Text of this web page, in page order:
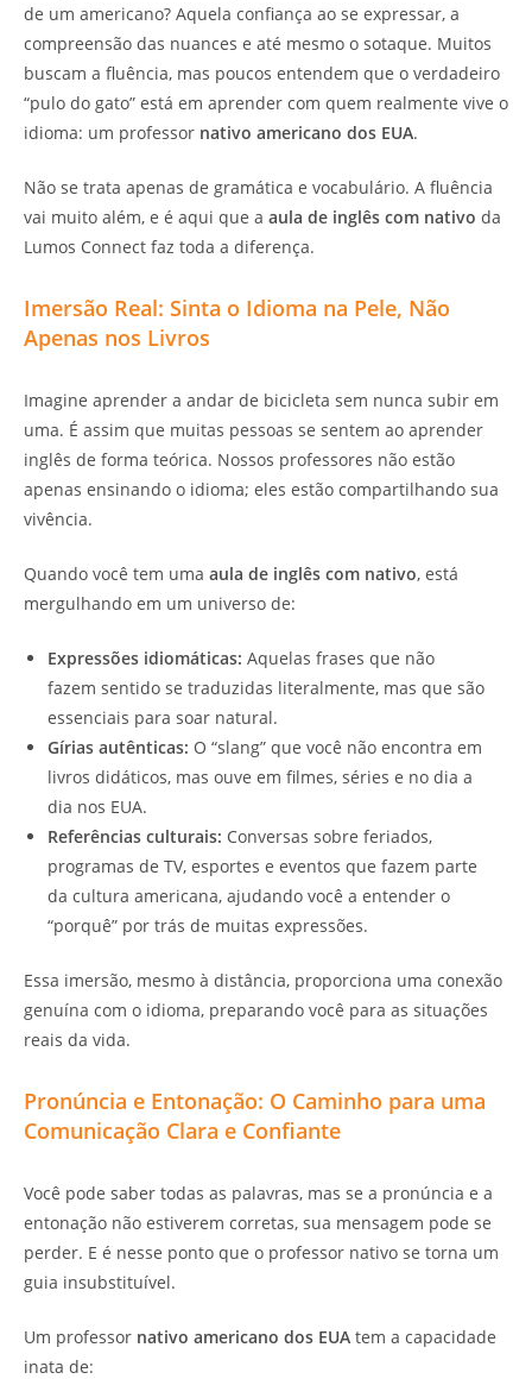
de um americano? Aquela confiança ao se expressar, a
compreensão das nuances e até mesmo o sotaque. Muitos
buscam a fluência, mas poucos entendem que o verdadeiro
“pulo do gato” está em aprender com quem realmente vive o
idioma: um professor nativo americano dos EUA.
Não se trata apenas de gramática e vocabulário. A fluência
vai muito além, e é aqui que a aula de inglês com nativo da
Lumos Connect faz toda a diferença.
Imersão Real: Sinta o Idioma na Pele, Não
Apenas nos Livros
Imagine aprender a andar de bicicleta sem nunca subir em
uma. É assim que muitas pessoas se sentem ao aprender
inglês de forma teórica. Nossos professores não estão
apenas ensinando o idioma; eles estão compartilhando sua
vivência.
Quando você tem uma aula de inglês com nativo, está
mergulhando em um universo de:
Expressões idiomáticas: Aquelas frases que não
fazem sentido se traduzidas literalmente, mas que são
essenciais para soar natural.
Gírias autênticas: O “slang” que você não encontra em
livros didáticos, mas ouve em filmes, séries e no dia a
dia nos EUA.
Referências culturais: Conversas sobre feriados,
programas de TV, esportes e eventos que fazem parte
da cultura americana, ajudando você a entender o
“porquê” por trás de muitas expressões.
Essa imersão, mesmo à distância, proporciona uma conexão
genuína com o idioma, preparando você para as situações
reais da vida.
Pronúncia e Entonação: O Caminho para uma
Comunicação Clara e Confiante
Você pode saber todas as palavras, mas se a pronúncia e a
entonação não estiverem corretas, sua mensagem pode se
perder. E é nesse ponto que o professor nativo se torna um
guia insubstituível.
Um professor nativo americano dos EUA tem a capacidade
inata de: